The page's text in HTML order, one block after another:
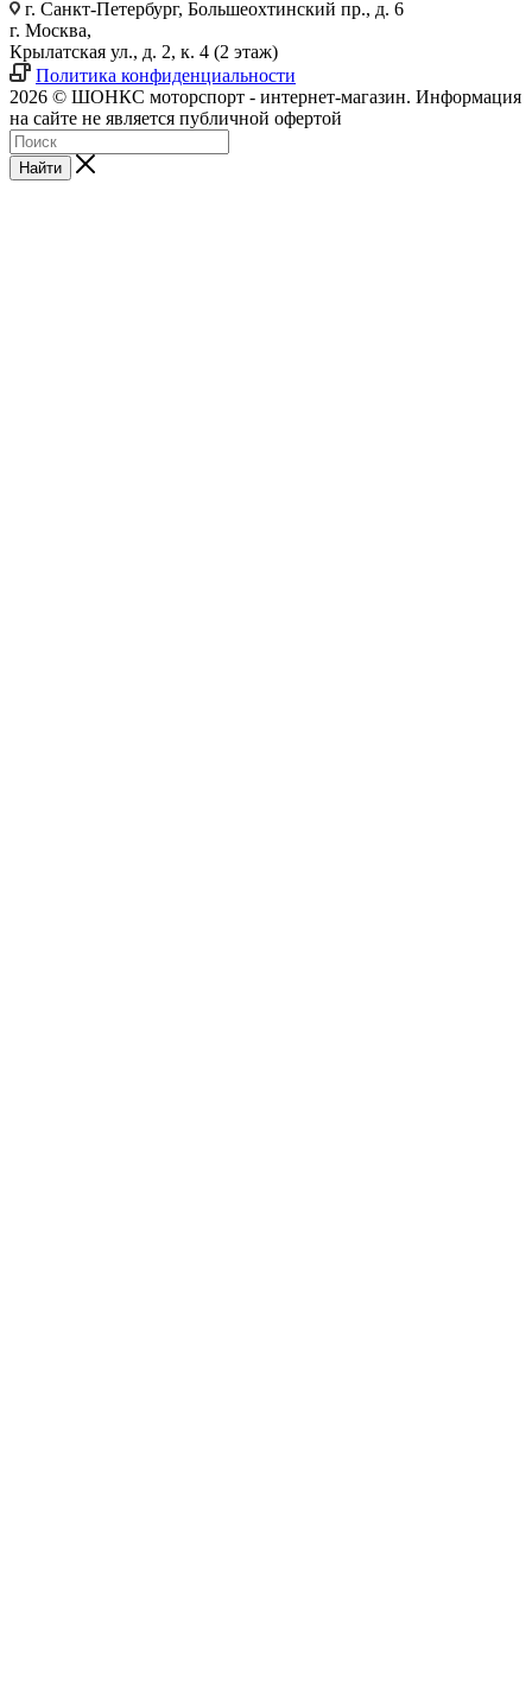
г. Санкт-Петербург, Большеохтинский пр., д. 6
г. Москва,
Крылатская ул., д. 2, к. 4 (2 этаж)
Политика конфиденциальности
2026 © ШОНКС моторспорт - интернет-магазин. Информация
на сайте не является публичной офертой
Найти